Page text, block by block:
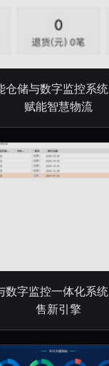
仓储与数字监控系统
赋能智慧物流
数字监控一体化系
售新引擎